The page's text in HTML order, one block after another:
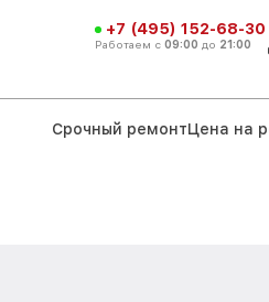
+7 (495) 152-68-30
Работаем с 09:00 до 21:00
Срочный ремонтЦена на